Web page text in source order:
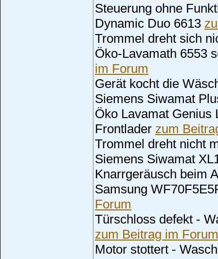
Steuerung ohne
Dynamic Duo 6613
Trommel dreht sich
Öko-Lavamath 6553
im Forum
Gerät kocht die
Siemens Siwamat
Öko Lavamat Genius
Frontlader zum
Trommel dreht nicht
Siemens Siwamat
Knarrgeräusch beim
Samsung
Forum
Türschloss defekt -
zum Beitrag im Forum
Motor stottert -